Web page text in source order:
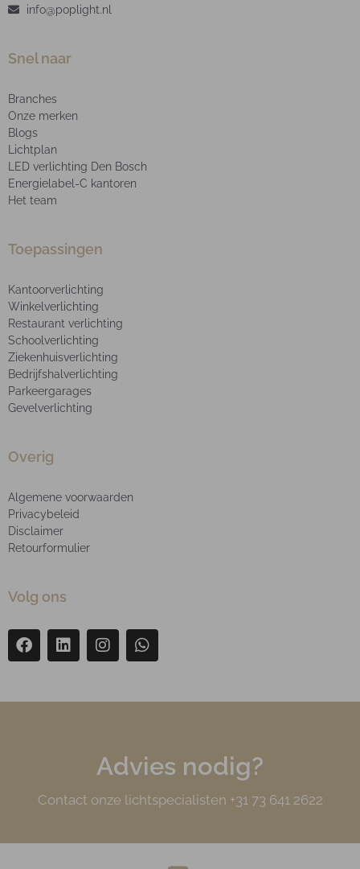
info@poplight.nl
Snel naar
Branches
Onze merken
Blogs
Lichtplan
LED verlichting Den Bosch
Energielabel-C kantoren
Het team
Toepassingen
Kantoorverlichting
Winkelverlichting
Restaurant verlichting
Schoolverlichting
Ziekenhuisverlichting
Bedrijfshalverlichting
Parkeergarages
Gevelverlichting
Overig
Algemene voorwaarden
Privacybeleid
Disclaimer
Retourformulier
Volg ons
Advies nodig?
Contact onze lichtspecialisten +31 73 641 2622